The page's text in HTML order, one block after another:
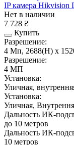
IP камера Hikvision
Нет в наличии
7 728 ₴
Купить
Разрешение:
4 Мп, 2688(H) х
Разрешение:
4 МП
Установка:
Уличная,
Установка:
Уличная,
Дальность ИК-
до 10 метров
Дальность ИК-
10 метров